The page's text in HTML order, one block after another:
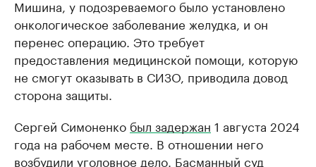
Мишина, у подозреваемого было установлено
онкологическое заболевание желудка, и он
перенес операцию. Это требует
предоставления медицинской помощи, которую
не смогут оказывать в СИЗО, приводила довод
сторона защиты.
Сергей Симоненко был задержан 1 августа 2024
года на рабочем месте. В отношении него
возбудили уголовное дело. Басманный суд